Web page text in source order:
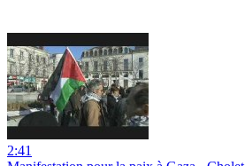
2:41